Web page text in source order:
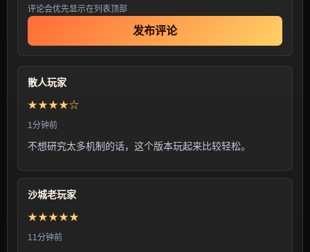
评论会优先显示在列表顶部
发布评论
散人玩家
★★★★☆
1分钟前
不想研究太多机制的话，这个版本玩起来比较轻松。
沙城老玩家
★★★★★
11分钟前